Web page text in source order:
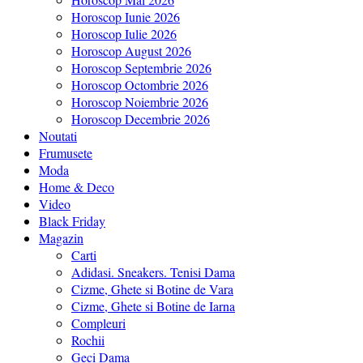
Horoscop Iunie 2026
Horoscop Iulie 2026
Horoscop August 2026
Horoscop Septembrie 2026
Horoscop Octombrie 2026
Horoscop Noiembrie 2026
Horoscop Decembrie 2026
Noutati
Frumusete
Moda
Home & Deco
Video
Black Friday
Magazin
Carti
Adidasi. Sneakers. Tenisi Dama
Cizme, Ghete si Botine de Vara
Cizme, Ghete si Botine de Iarna
Compleuri
Rochii
Geci Dama